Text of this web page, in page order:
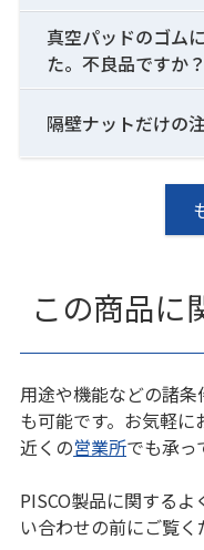
真空パッドのゴム
た。不良品ですか？
隔壁ナットだけの
この商品に
用途や機能などの諸
も可能です。お気軽に
近くの営業所でも承っ
PISCO製品に関する
い合わせの前にご覧く